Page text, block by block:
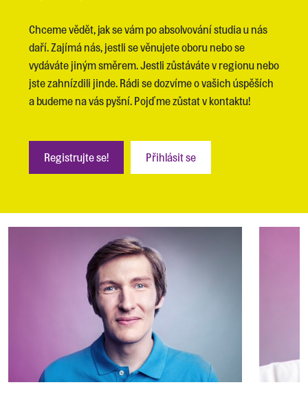
Chceme vědět, jak se vám po absolvování studia u nás
daří. Zajímá nás, jestli se věnujete oboru nebo se
vydáváte jiným směrem. Jestli zůstáváte v regionu nebo
jste zahnízdili jinde. Rádi se dozvíme o vašich úspěších
a budeme na vás pyšní. Pojďme zůstat v kontaktu!
Registrujte se! Přihlásit se